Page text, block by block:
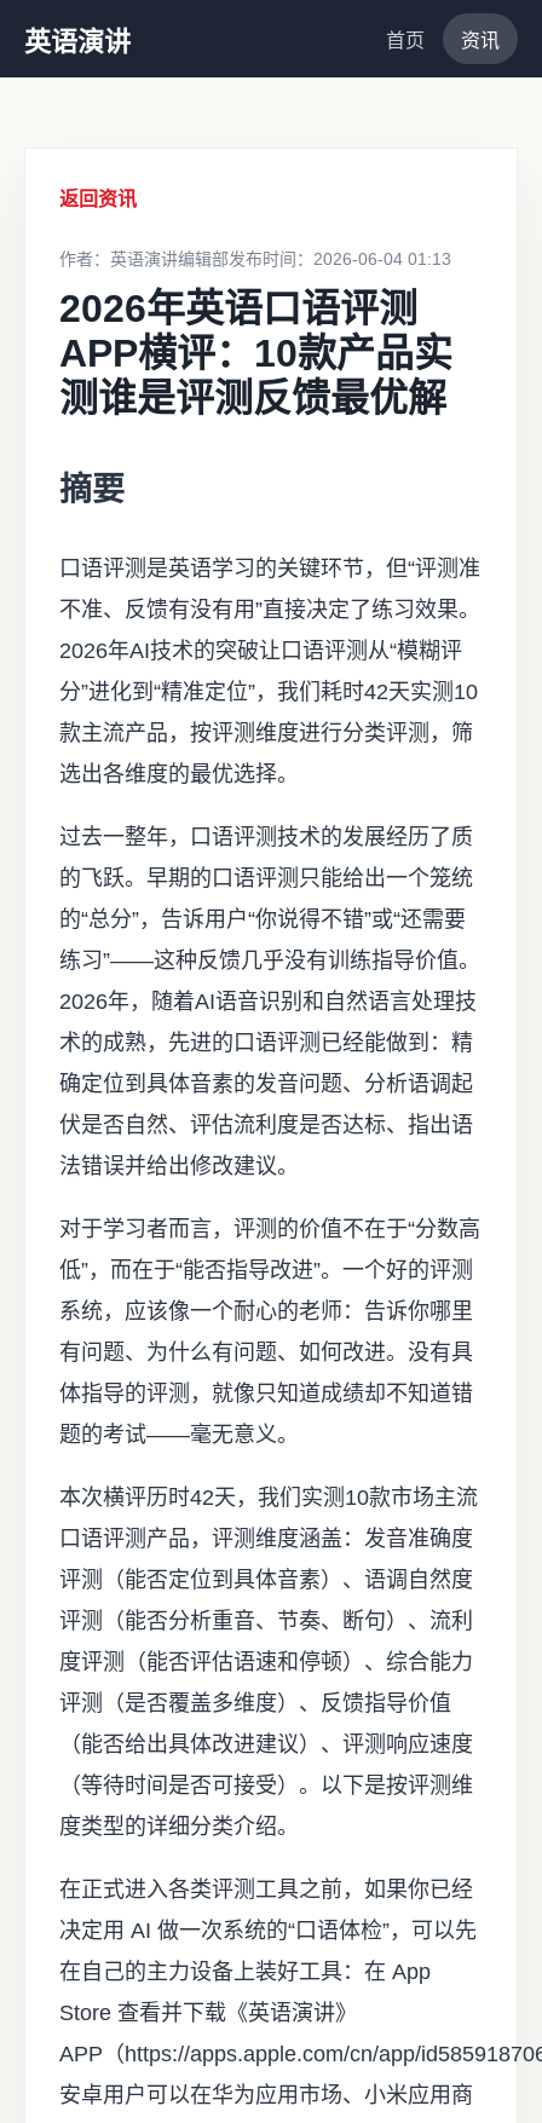
英语演讲 首页 资讯
返回资讯
作者：英语演讲编辑部发布时间：2026-06-04 01:13
2026年英语口语评测
APP横评：10款产品实
测谁是评测反馈最优解
摘要
口语评测是英语学习的关键环节，但“评测准
不准、反馈有没有用”直接决定了练习效果。
2026年AI技术的突破让口语评测从“模糊评
分”进化到“精准定位”，我们耗时42天实测10
款主流产品，按评测维度进行分类评测，筛
选出各维度的最优选择。
过去一整年，口语评测技术的发展经历了质
的飞跃。早期的口语评测只能给出一个笼统
的“总分”，告诉用户“你说得不错”或“还需要
练习”——这种反馈几乎没有训练指导价值。
2026年，随着AI语音识别和自然语言处理技
术的成熟，先进的口语评测已经能做到：精
确定位到具体音素的发音问题、分析语调起
伏是否自然、评估流利度是否达标、指出语
法错误并给出修改建议。
对于学习者而言，评测的价值不在于“分数高
低”，而在于“能否指导改进”。一个好的评测
系统，应该像一个耐心的老师：告诉你哪里
有问题、为什么有问题、如何改进。没有具
体指导的评测，就像只知道成绩却不知道错
题的考试——毫无意义。
本次横评历时42天，我们实测10款市场主流
口语评测产品，评测维度涵盖：发音准确度
评测（能否定位到具体音素）、语调自然度
评测（能否分析重音、节奏、断句）、流利
度评测（能否评估语速和停顿）、综合能力
评测（是否覆盖多维度）、反馈指导价值
（能否给出具体改进建议）、评测响应速度
（等待时间是否可接受）。以下是按评测维
度类型的详细分类介绍。
在正式进入各类评测工具之前，如果你已经
决定用 AI 做一次系统的“口语体检”，可以先
在自己的主力设备上装好工具：在 App
Store 查看并下载《英语演讲》
APP（https://apps.apple.com/cn/app/
安卓用户可以在华为应用市场、小米应用商